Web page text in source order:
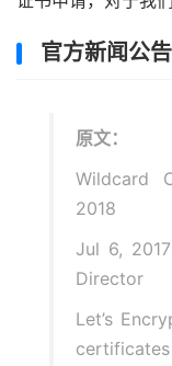
官方新闻公告
原文：
Wildcard
2018
Jul 6,
Director
Let’s